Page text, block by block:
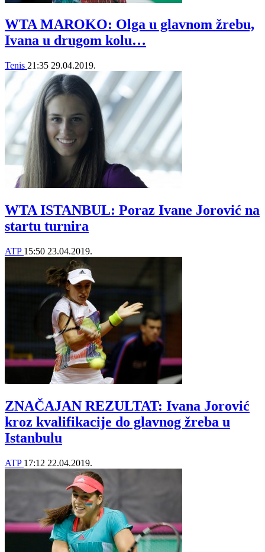
WTA MAROKO: Olga u glavnom žrebu,
Ivana u drugom kolu…
Tenis 21:35 29.04.2019.
WTA ISTANBUL: Poraz Ivane Jorović na
startu turnira
ATP 15:50 23.04.2019.
ZNAČAJAN REZULTAT: Ivana Jorović
kroz kvalifikacije do glavnog žreba u
Istanbulu
ATP 17:12 22.04.2019.